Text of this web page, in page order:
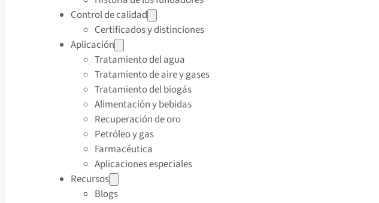
Control de calidad
Certificados y distinciones
Aplicación
Tratamiento del agua
Tratamiento de aire y gases
Tratamiento del biogás
Alimentación y bebidas
Recuperación de oro
Petróleo y gas
Farmacéutica
Aplicaciones especiales
Recursos
Blogs